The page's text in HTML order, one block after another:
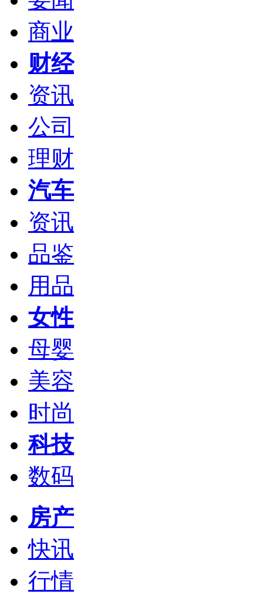
商业
财经
资讯
公司
理财
汽车
资讯
品鉴
用品
女性
母婴
美容
时尚
科技
数码
房产
快讯
行情